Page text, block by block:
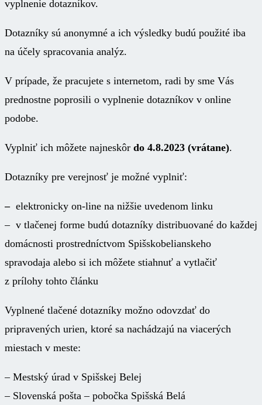
vyplnenie dotazníkov.
Dotazníky sú anonymné a ich výsledky budú použité iba
na účely spracovania analýz.
V prípade, že pracujete s internetom, radi by sme Vás
prednostne poprosili o vyplnenie dotazníkov v online
podobe.
Vyplniť ich môžete najneskôr do 4.8.2023 (vrátane).
Dotazníky pre verejnosť je možné vyplniť:
– elektronicky on-line na nižšie uvedenom linku
– v tlačenej forme budú dotazníky distribuované do každej
domácnosti prostredníctvom Spišskobelianskeho
spravodaja alebo si ich môžete stiahnuť a vytlačiť
z prílohy tohto článku
Vyplnené tlačené dotazníky možno odovzdať do
pripravených urien, ktoré sa nachádzajú na viacerých
miestach v meste:
– Mestský úrad v Spišskej Belej
– Slovenská pošta – pobočka Spišská Belá